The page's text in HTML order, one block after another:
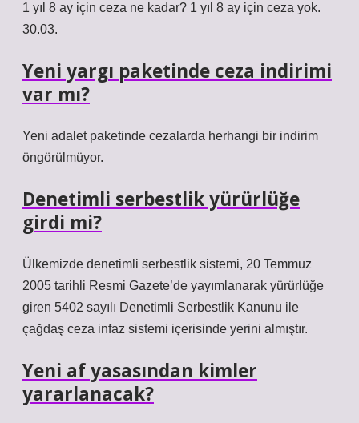
1 yıl 8 ay için ceza ne kadar? 1 yıl 8 ay için ceza yok.
30.03.
Yeni yargı paketinde ceza indirimi
var mı?
Yeni adalet paketinde cezalarda herhangi bir indirim
öngörülmüyor.
Denetimli serbestlik yürürlüğe
girdi mi?
Ülkemizde denetimli serbestlik sistemi, 20 Temmuz
2005 tarihli Resmi Gazete’de yayımlanarak yürürlüğe
giren 5402 sayılı Denetimli Serbestlik Kanunu ile
çağdaş ceza infaz sistemi içerisinde yerini almıştır.
Yeni af yasasından kimler
yararlanacak?